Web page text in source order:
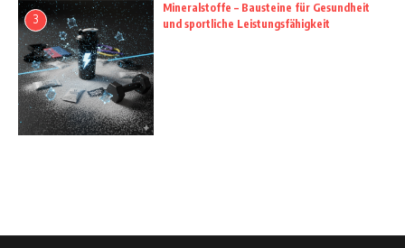
3
Mineralstoffe – Bausteine für Gesundheit
und sportliche Leistungsfähigkeit